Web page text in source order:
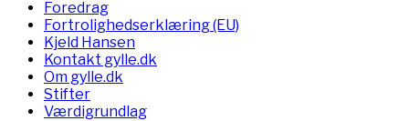
Foredrag
Fortrolighedserklæring (EU)
Kjeld Hansen
Kontakt gylle.dk
Om gylle.dk
Stifter
Værdigrundlag